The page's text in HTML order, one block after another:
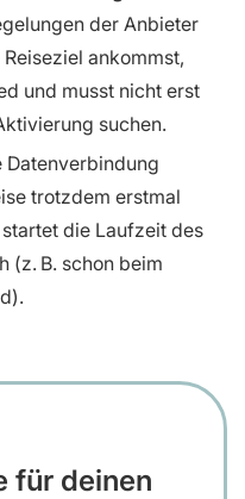
der Anbieter
ankommst,
und musst nicht erst
suchen.
Datenverbindung
trotzdem erstmal
die Laufzeit des
(z. B. schon beim
für deinen